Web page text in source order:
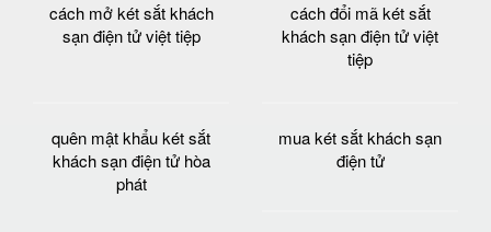
cách mở két sắt khách
sạn điện tử việt tiệp
cách đổi mã két sắt
khách sạn điện tử việt
tiệp
quên mật khẩu két sắt
khách sạn điện tử hòa
phát
mua két sắt khách sạn
điện tử